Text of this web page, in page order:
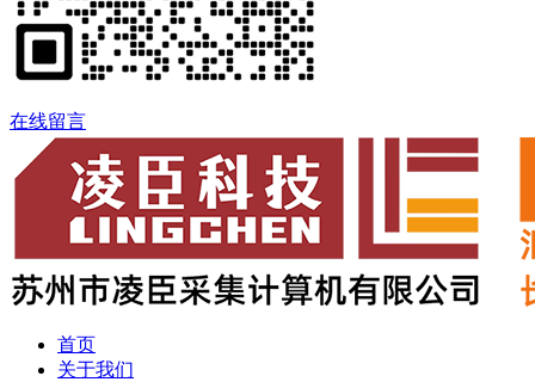
在线留言
首页
关于我们